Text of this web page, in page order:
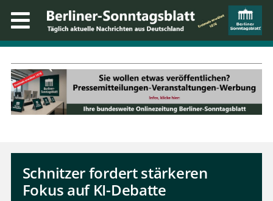
Schnitzer fordert stärkeren
Fokus auf KI-Debatte